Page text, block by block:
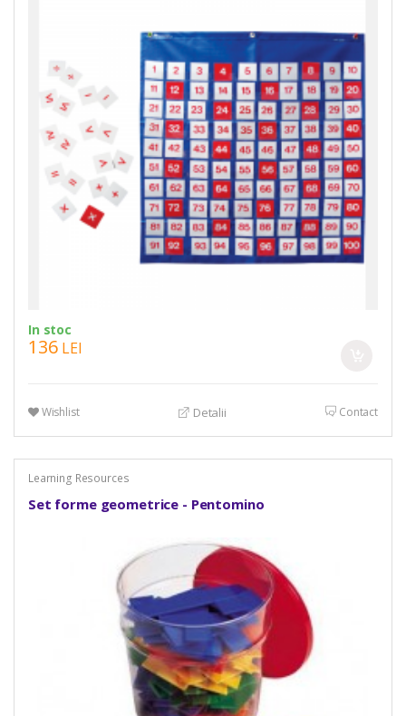
In stoc
136 LEI
Wishlist Detalii Contact
Learning Resources
Set forme geometrice - Pentomino